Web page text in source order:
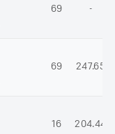
69 -
69 247.65
16 204.44